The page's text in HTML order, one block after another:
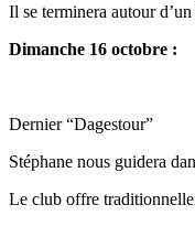
Il se terminera autour
Dimanche 16 octobre :
Dernier “Dagestour”
Stéphane nous guidera
Le club offre